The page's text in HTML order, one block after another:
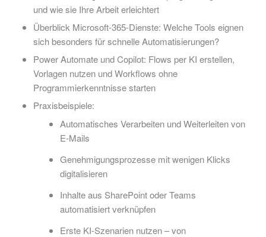
und wie sie Ihre Arbeit erleichtert
Überblick Microsoft-365-Dienste: Welche Tools eignen
sich besonders für schnelle Automatisierungen?
Power Automate und Copilot: Flows per KI erstellen,
Vorlagen nutzen und Workflows ohne
Programmierkenntnisse starten
Praxisbeispiele:
Automatisches Verarbeiten und Weiterleiten von
E-Mails
Genehmigungsprozesse mit wenigen Klicks
digitalisieren
Inhalte aus SharePoint oder Teams
automatisiert verknüpfen
Erste KI-Szenarien nutzen – von